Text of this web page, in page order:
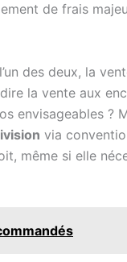
de frais
des deux, la
dire la vente aux
envisageables ?
via
même si elle